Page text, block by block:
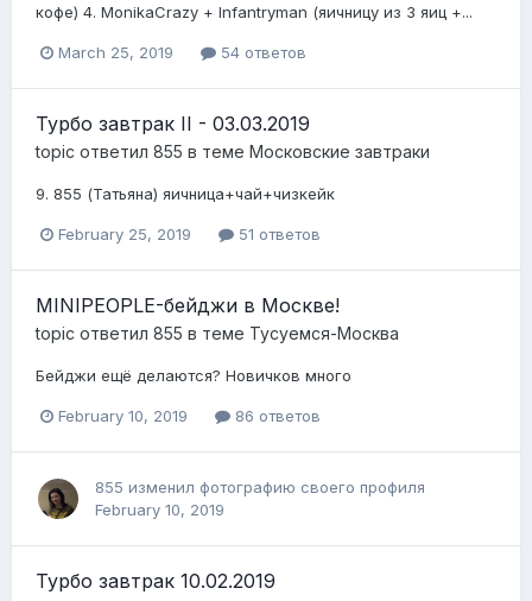
кофе) 4. MonikaCrazy + Infantryman (яичницу из 3 яиц +...
March 25, 2019 54 ответов
Турбо завтрак II - 03.03.2019
topic ответил 855 в теме Московские завтраки
9. 855 (Татьяна) яичница+чай+чизкейк
February 25, 2019 51 ответов
MINIPEOPLE-бейджи в Москве!
topic ответил 855 в теме Тусуемся-Москва
Бейджи ещё делаются? Новичков много
February 10, 2019 86 ответов
855 изменил фотографию своего профиля
February 10, 2019
Турбо завтрак 10.02.2019